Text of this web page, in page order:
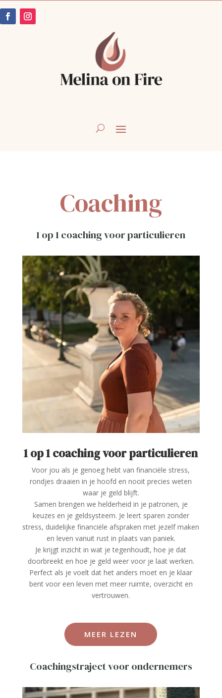
Coaching
1 op 1 coaching voor particulieren
1 op 1 coaching voor particulieren
Voor jou als je genoeg hebt van financiële stress,
rondjes draaien in je hoofd en nooit precies weten
waar je geld blijft.
Samen brengen we helderheid in je patronen, je
keuzes en je geldsysteem. Je leert sparen zonder
stress, duidelijke financiële afspraken met jezelf maken
en leven vanuit rust in plaats van paniek.
Je krijgt inzicht in wat je tegenhoudt, hoe je dat
doorbreekt en hoe je geld weer voor je laat werken.
Perfect als je voelt dat het anders moet en je klaar
bent voor een leven met meer ruimte, overzicht en
vertrouwen.
MEER LEZEN
Coachingstraject voor ondernemers